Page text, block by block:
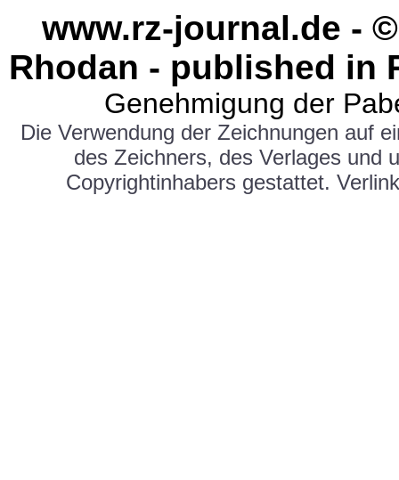
www.rz-journal.de -
Rhodan - published in
Genehmigung der
Die Verwendung der Zeichnungen auf
des Zeichners, des Verlages und
Copyrightinhabers gestattet.